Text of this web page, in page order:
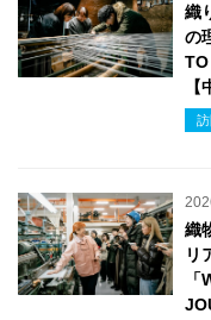
織
の
TO
【
織
リ